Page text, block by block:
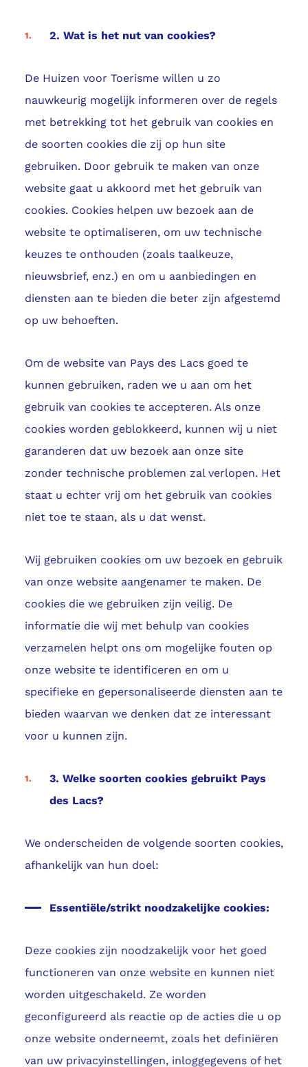
2. Wat is het nut van cookies?
De Huizen voor Toerisme willen u zo
nauwkeurig mogelijk informeren over de regels
met betrekking tot het gebruik van cookies en
de soorten cookies die zij op hun site
gebruiken. Door gebruik te maken van onze
website gaat u akkoord met het gebruik van
cookies. Cookies helpen uw bezoek aan de
website te optimaliseren, om uw technische
keuzes te onthouden (zoals taalkeuze,
nieuwsbrief, enz.) en om u aanbiedingen en
diensten aan te bieden die beter zijn afgestemd
op uw behoeften.
Om de website van Pays des Lacs goed te
kunnen gebruiken, raden we u aan om het
gebruik van cookies te accepteren. Als onze
cookies worden geblokkeerd, kunnen wij u niet
garanderen dat uw bezoek aan onze site
zonder technische problemen zal verlopen. Het
staat u echter vrij om het gebruik van cookies
niet toe te staan, als u dat wenst.
Wij gebruiken cookies om uw bezoek en gebruik
van onze website aangenamer te maken. De
cookies die we gebruiken zijn veilig. De
informatie die wij met behulp van cookies
verzamelen helpt ons om mogelijke fouten op
onze website te identificeren en om u
specifieke en gepersonaliseerde diensten aan te
bieden waarvan we denken dat ze interessant
voor u kunnen zijn.
3. Welke soorten cookies gebruikt Pays
des Lacs?
We onderscheiden de volgende soorten cookies,
afhankelijk van hun doel:
Essentiële/strikt noodzakelijke cookies:
Deze cookies zijn noodzakelijk voor het goed
functioneren van onze website en kunnen niet
worden uitgeschakeld. Ze worden
geconfigureerd als reactie op de acties die u op
onze website onderneemt, zoals het definiëren
van uw privacyinstellingen, inloggegevens of het